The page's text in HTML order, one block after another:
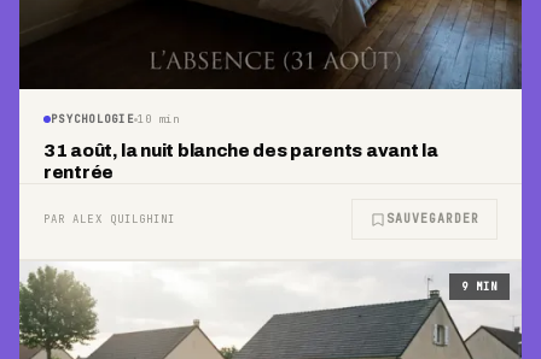
PSYCHOLOGIE 10 min
31 août, la nuit blanche des parents avant la
rentrée
PAR ALEX QUILGHINI SAUVEGARDER
9 MIN